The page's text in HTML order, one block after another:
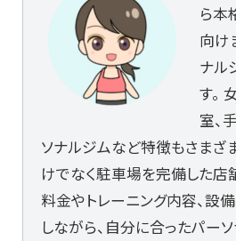
ら本
向け
ナル
す。
室、
ソナルジムなど特徴もさまざ
けでなく駐車場を完備した店
料金やトレーニング内容、設
しながら、自分に合ったパー